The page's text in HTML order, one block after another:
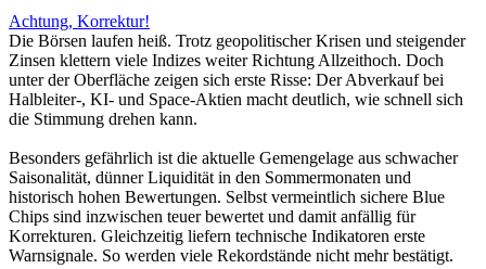
Achtung, Korrektur!
Die Börsen laufen heiß. Trotz geopolitischer Krisen und steigender
Zinsen klettern viele Indizes weiter Richtung Allzeithoch. Doch
unter der Oberfläche zeigen sich erste Risse: Der Abverkauf bei
Halbleiter-, KI- und Space-Aktien macht deutlich, wie schnell sich
die Stimmung drehen kann.
Besonders gefährlich ist die aktuelle Gemengelage aus schwacher
Saisonalität, dünner Liquidität in den Sommermonaten und
historisch hohen Bewertungen. Selbst vermeintlich sichere Blue
Chips sind inzwischen teuer bewertet und damit anfällig für
Korrekturen. Gleichzeitig liefern technische Indikatoren erste
Warnsignale. So werden viele Rekordstände nicht mehr bestätigt.